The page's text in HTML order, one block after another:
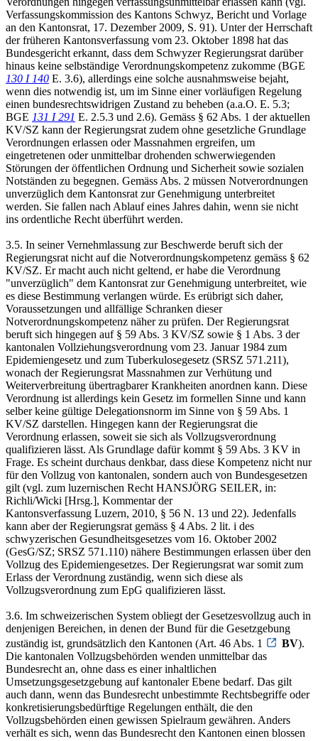
Verfassungskommission des Kantons Schwyz, Bericht und Vorlage
an den Kantonsrat, 17. Dezember 2009, S. 91). Unter der Herrschaft
der früheren Kantonsverfassung vom 23. Oktober 1898 hat das
Bundesgericht erkannt, dass dem Schwyzer Regierungsrat darüber
hinaus keine selbständige Verordnungskompetenz zukomme (BGE
130 I 140 E. 3.6), allerdings eine solche ausnahmsweise bejaht,
wenn dies notwendig ist, um im Sinne einer vorläufigen Regelung
einen bundesrechtswidrigen Zustand zu beheben (a.a.O. E. 5.3;
BGE 131 I 291 E. 2.5.3 und 2.6). Gemäss § 62 Abs. 1 der aktuellen
KV/SZ kann der Regierungsrat zudem ohne gesetzliche Grundlage
Verordnungen erlassen oder Massnahmen ergreifen, um
eingetretenen oder unmittelbar drohenden schwerwiegenden
Störungen der öffentlichen Ordnung und Sicherheit sowie sozialen
Notständen zu begegnen. Gemäss Abs. 2 müssen Notverordnungen
unverzüglich dem Kantonsrat zur Genehmigung unterbreitet
werden. Sie fallen nach Ablauf eines Jahres dahin, wenn sie nicht
ins ordentliche Recht überführt werden.
3.5. In seiner Vernehmlassung zur Beschwerde beruft sich der
Regierungsrat nicht auf die Notverordnungskompetenz gemäss § 62
KV/SZ. Er macht auch nicht geltend, er habe die Verordnung
"unverzüglich" dem Kantonsrat zur Genehmigung unterbreitet, wie
es diese Bestimmung verlangen würde. Es erübrigt sich daher,
Voraussetzungen und allfällige Schranken dieser
Notverordnungskompetenz näher zu prüfen. Der Regierungsrat
beruft sich hingegen auf § 59 Abs. 3 KV/SZ sowie § 1 Abs. 3 der
kantonalen Vollziehungsverordnung vom 23. Januar 1984 zum
Epidemiengesetz und zum Tuberkulosegesetz (SRSZ 571.211),
wonach der Regierungsrat Massnahmen zur Verhütung und
Weiterverbreitung übertragbarer Krankheiten anordnen kann. Diese
Verordnung ist allerdings kein Gesetz im formellen Sinne und kann
selber keine gültige Delegationsnorm im Sinne von § 59 Abs. 1
KV/SZ darstellen. Hingegen kann der Regierungsrat die
Verordnung erlassen, soweit sie sich als Vollzugsverordnung
qualifizieren lässt. Als Grundlage dafür kommt § 59 Abs. 3 KV in
Frage. Es scheint durchaus denkbar, dass diese Kompetenz nicht nur
für den Vollzug von kantonalen, sondern auch von Bundesgesetzen
gilt (vgl. zum luzernischen Recht HANSJÖRG SEILER, in:
Richli/Wicki [Hrsg.], Kommentar der
Kantonsverfassung Luzern, 2010, § 56 N. 13 und 22). Jedenfalls
kann aber der Regierungsrat gemäss § 4 Abs. 2 lit. i des
schwyzerischen Gesundheitsgesetzes vom 16. Oktober 2002
(GesG/SZ; SRSZ 571.110) nähere Bestimmungen erlassen über den
Vollzug des Epidemiengesetzes. Der Regierungsrat war somit zum
Erlass der Verordnung zuständig, wenn sich diese als
Vollzugsverordnung zum EpG qualifizieren lässt.
3.6. Im schweizerischen System obliegt der Gesetzesvollzug auch in
denjenigen Bereichen, in denen der Bund für die Gesetzgebung
zuständig ist, grundsätzlich den Kantonen (Art. 46 Abs. 1
BV).
Die kantonalen Vollzugsbehörden wenden unmittelbar das
Bundesrecht an, ohne dass es einer inhaltlichen
Umsetzungsgesetzgebung auf kantonaler Ebene bedarf. Das gilt
auch dann, wenn das Bundesrecht unbestimmte Rechtsbegriffe oder
konkretisierungsbedürftige Regelungen enthält, die den
Vollzugsbehörden einen gewissen Spielraum gewähren. Anders
verhält es sich, wenn das Bundesrecht den Kantonen einen blossen